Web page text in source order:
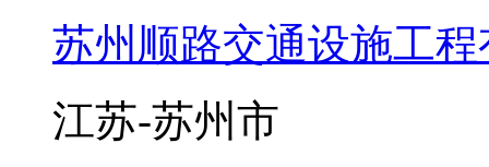
苏州顺路交通设施工
江苏-苏州市